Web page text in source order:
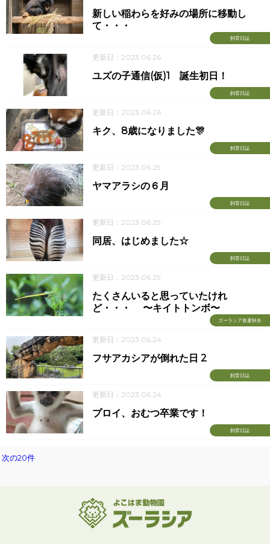
飼育日誌
新しい稲わらを好みの場所に移動し
て・・・
更新日：2023.06.26
飼育日誌
ユズの子通信(仮)1 誕生初日！
更新日：2023.06.26
飼育日誌
キク、8歳になりました🎊
更新日：2023.06.25
飼育日誌
ヤマアラシの６月
更新日：2023.06.25
飼育日誌
同居、はじめました☆
更新日：2023.06.25
ズーラシア春夏秋冬
たくさんいると思っていたけれ
ど・・・ 〜キイトトンボ〜
更新日：2023.06.24
飼育日誌
フサアカシアが倒れた日 2
更新日：2023.06.24
飼育日誌
プロイ、おむつ卒業です！
次の20件